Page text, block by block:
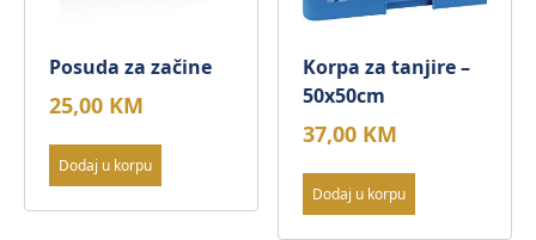
Posuda za začine
25,00 KM
Dodaj u korpu
Korpa za tanjire –
50x50cm
37,00 KM
Dodaj u korpu